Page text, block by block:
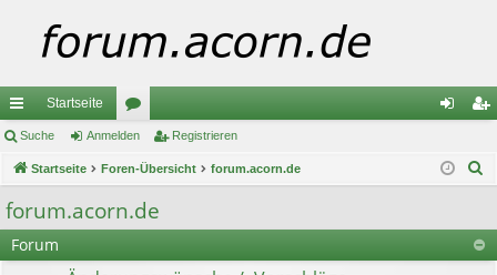
ch
ne
llz
ug
Startseite
or
en m ist
re
Suche Anmelden Registrieren
Startseite Foren-Übersicht forum.acorn.de
e
forum.acorn.de
Forum